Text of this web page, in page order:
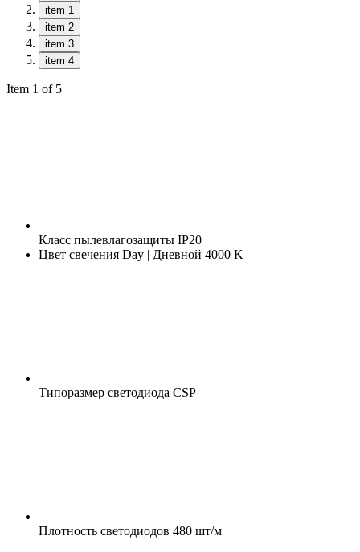
item 1
item 2
item 3
item 4
Item 1 of 5
Класс пылевлагозащиты IP20
Цвет свечения Day | Дневной 4000 K
Типоразмер светодиода CSP
Плотность светодиодов 480 шт/м